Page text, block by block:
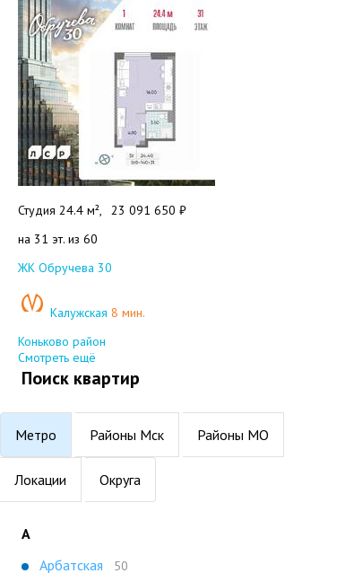
Студия 24.4 м², 23 091 650 ₽
на 31 эт. из 60
Добавить в избранное
ЖК Обручева 30
Калужская 8 мин.
Коньково район
Смотреть ещё
Поиск квартир
Метро Районы Мск Районы МО
Локации Округа
А
Арбатская
50